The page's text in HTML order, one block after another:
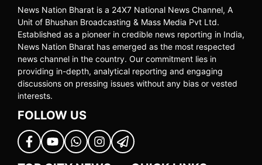
News Nation Bharat is a 24X7 National News Channel, A
Unit of Bhushan Broadcasting & Mass Media Pvt Ltd.
Established as a pioneer in credible news reporting in India,
News Nation Bharat has emerged as the most respected
news channel in the country. Our commitment lies in
providing in-depth, analytical reporting and engaging
discussions on pressing issues without any bias or vested
interests.
FOLLOW US